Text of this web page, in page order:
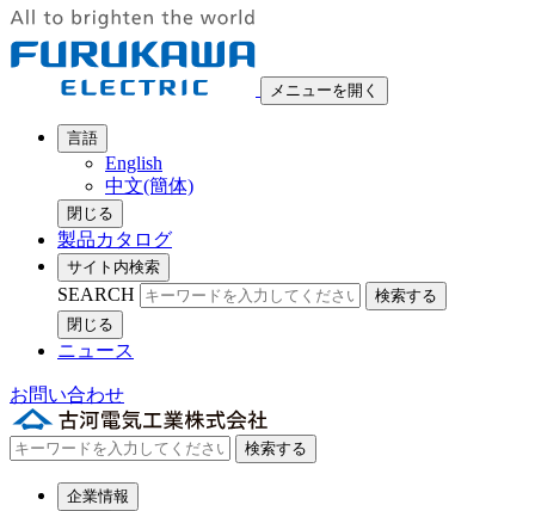
メニューを開く
言語
English
中文(簡体)
閉じる
製品カタログ
サイト内検索
SEARCH
検索する
閉じる
ニュース
お問い合わせ
検索する
企業情報